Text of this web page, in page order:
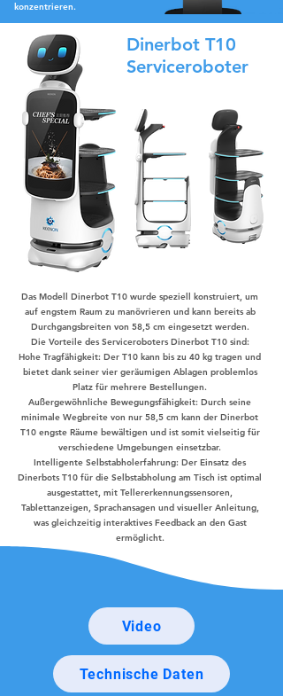
konzentrieren.
Dinerbot T10
Serviceroboter
Das Modell Dinerbot T10 wurde speziell konstruiert, um
auf engstem Raum zu manövrieren und kann bereits ab
Durchgangsbreiten von 58,5 cm eingesetzt werden.
Die Vorteile des Serviceroboters Dinerbot T10 sind:
Hohe Tragfähigkeit: Der T10 kann bis zu 40 kg tragen und
bietet dank seiner vier geräumigen Ablagen problemlos
Platz für mehrere Bestellungen.
Außergewöhnliche Bewegungsfähigkeit: Durch seine
minimale Wegbreite von nur 58,5 cm kann der Dinerbot
T10 engste Räume bewältigen und ist somit vielseitig für
verschiedene Umgebungen einsetzbar.
Intelligente Selbstabholerfahrung: Der Einsatz des
Dinerbots T10 für die Selbstabholung am Tisch ist optimal
ausgestattet, mit Tellererkennungssensoren,
Tablettanzeigen, Sprachansagen und visueller Anleitung,
was gleichzeitig interaktives Feedback an den Gast
ermöglicht.
Video
Technische Daten